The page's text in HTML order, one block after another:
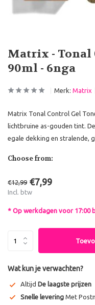
Matrix - Tonal
90ml - 6nga
Merk: Matrix
Matrix Tonal Control Gel
lichtbruine as-gouden tint.
egale dekking en stralende,
Choose from:
€12,99 €7,99
Incl. btw
* Op werkdagen voor 17:00
Wat kun je verwachten?
Altijd De laagste prijzen
Snelle levering Met